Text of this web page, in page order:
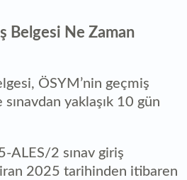
Belgesi Ne Zaman
ÖSYM’nin geçmiş
yaklaşık 10 gün
ALES/2 sınav giriş
2025 tarihinden itibaren